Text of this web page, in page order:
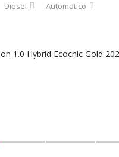
Diesel Automatico